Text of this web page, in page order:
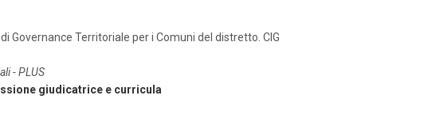
Governance Territoriale per i Comuni del distretto. CIG
- PLUS
giudicatrice e curricula